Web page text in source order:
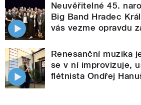
Neuvěřitelné 45.
Big Band Hradec
vás vezme opravdu
Renesanční muzika
se v ní improvizuje,
flétnista Ondřej